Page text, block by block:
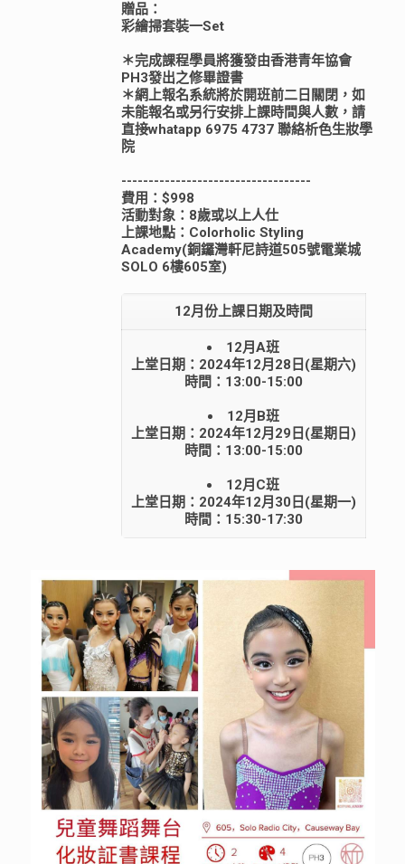
贈品：
彩繪掃套裝一Set
＊完成課程學員將獲發由香港青年協會
PH3發出之修畢證書
＊網上報名系統將於開班前二日關閉，如
未能報名或另行安排上課時間與人數，請
直接whatapp 6975 4737 聯絡析色生妝學
院
-----------------------------------
費用：$998
活動對象：8歲或以上人仕
上課地點：Colorholic Styling
Academy(銅鑼灣軒尼詩道505號電業城
SOLO 6樓605室)
12月份上課日期及時間
12月A班
上堂日期：2024年12月28日(星期六)
時間：13:00-15:00
12月B班
上堂日期：2024年12月29日(星期日)
時間：13:00-15:00
12月C班
上堂日期：2024年12月30日(星期一)
時間：15:30-17:30